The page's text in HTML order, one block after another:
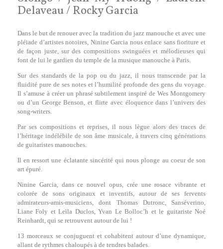
Delaveau / Rocky Garcia
Dans le but de renouer avec la tradition du jazz manouche et avec une
pléiade d’artistes notoires, Ninine Garcia nous enlace sans fioriture et
de façon juste, sur des compositions swinguées et mélodieuses qui
font de lui le gardien du temple de la musique manouche à Paris.
Sur des standards de la pop ou du jazz, il nous transcende par la
fluidité pure de ses notes et l’humilité profonde des gens du voyage.
Il s’amuse à créer un phrasé subtilement inspiré de Wes Montgomery
ou d’un George Benson, et flirte avec éloquence dans l’univers des
song-writers.
Par ses compositions et reprises, il nous lègue alors des traces de
l’héritage indélébile de son âme musicale, à travers cinq générations
de guitaristes manouches.
Il en ressort une éclatante sincérité qui nous plonge au coeur de son
art épuré.
Ninine Garcia, dans ce nouvel opus, crée une rosace vibrante et
colorée de sons originaux et inventifs, autour de ses fervents
admirateurs-amis-musiciens, dont Thomas Dutronc, Sanséverino,
Liane Foly et Leïla Duclos, Yvan Le Bolloc’h et le guitariste Noé
Reinhardt, qui se retrouvent autour de lui !
13 morceaux se conjuguent et cohabitent autour d’une dynamique,
allant de rythmes chaloupés à de tendres balades.